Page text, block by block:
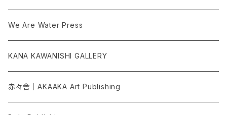
We Are Water Press
KANA KAWANISHI GALLERY
赤々舎｜AKAAKA Art Publishing